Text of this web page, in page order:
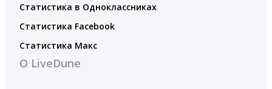
Статистика в Одноклассниках
Статистика Facebook
Статистика Макс
О LiveDune